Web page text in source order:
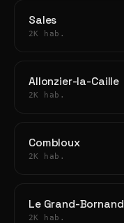
Sales
2K hab.
Allonzier-la-Caille
2K hab.
Combloux
2K hab.
Le Grand-Bornand
2K hab.